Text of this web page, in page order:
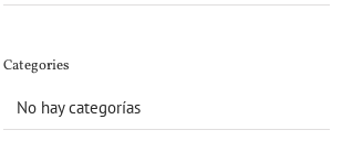
Categories
No hay categorías